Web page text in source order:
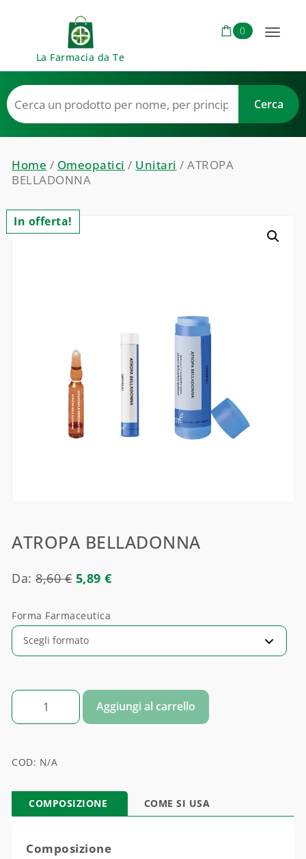
La Farmacia da Te
0
Toggle
Home / Omeopatici / Unitari / ATROPA
BELLADONNA
In offerta!
ATROPA BELLADONNA
Da:8,60€ 5,89€
Forma Farmaceutica
ATROPA BELLADONNA quantità
Aggiungi al carrello
COD: N/A
COMPOSIZIONE COME SI USA
Composizione